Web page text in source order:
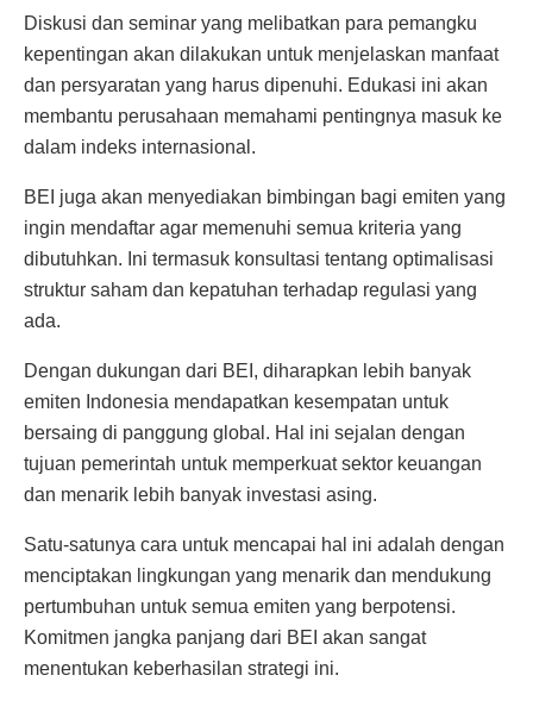
Diskusi dan seminar yang melibatkan para pemangku
kepentingan akan dilakukan untuk menjelaskan manfaat
dan persyaratan yang harus dipenuhi. Edukasi ini akan
membantu perusahaan memahami pentingnya masuk ke
dalam indeks internasional.
BEI juga akan menyediakan bimbingan bagi emiten yang
ingin mendaftar agar memenuhi semua kriteria yang
dibutuhkan. Ini termasuk konsultasi tentang optimalisasi
struktur saham dan kepatuhan terhadap regulasi yang
ada.
Dengan dukungan dari BEI, diharapkan lebih banyak
emiten Indonesia mendapatkan kesempatan untuk
bersaing di panggung global. Hal ini sejalan dengan
tujuan pemerintah untuk memperkuat sektor keuangan
dan menarik lebih banyak investasi asing.
Satu-satunya cara untuk mencapai hal ini adalah dengan
menciptakan lingkungan yang menarik dan mendukung
pertumbuhan untuk semua emiten yang berpotensi.
Komitmen jangka panjang dari BEI akan sangat
menentukan keberhasilan strategi ini.